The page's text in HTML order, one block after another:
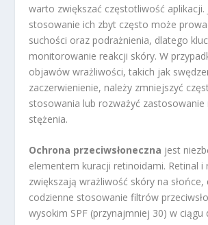
warto zwiększać częstotliwość aplikacji.
stosowanie ich zbyt często może
suchości oraz podrażnienia, dlatego
monitorowanie reakcji skóry. W
objawów wrażliwości, takich jak
zaczerwienienie, należy zmniejszyć
stosowania lub rozważyć zastosowanie
stężenia.
Ochrona przeciwsłoneczna jest
elementem kuracji retinoidami. Retinal i
zwiększają wrażliwość skóry na słońce,
codzienne stosowanie filtrów
wysokim SPF (przynajmniej 30) w ciągu